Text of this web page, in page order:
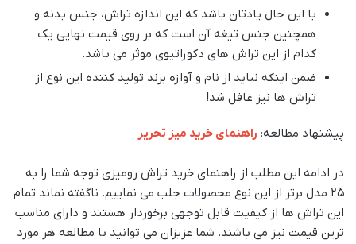
با این حال یادتان باشد که این اندازه تراش، جنس بدنه و
همچنین جنس تیغه آن است که بر روی قیمت نهایی یک
کدام از این تراش های دکوراتیوی موثر می باشد.
ضمن اینکه نباید از نام و آوازه برند تولید کننده این نوع از
تراش ها نیز غافل شد!
پیشنهاد مطالعه: راهنمای خرید میز تحریر
در ادامه این مطلب از راهنمای خرید تراش رومیزی توجه شما را به
۲۵ مدل برتر از این نوع محصولات جلب می نماییم. ناگفته نماند تمام
این تراش ها از کیفیت قابل توجهی برخوردار هستند و دارای مناسب
ترین قیمت نیز می باشند. شما عزیزان می توانید با مطالعه هر مورد